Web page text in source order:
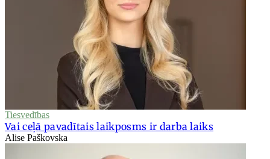
Tiesvedības
Vai ceļā pavadītais laikposms ir darba laiks
Alise Paškovska